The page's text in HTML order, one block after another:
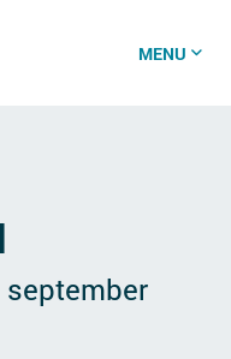
MENU
september